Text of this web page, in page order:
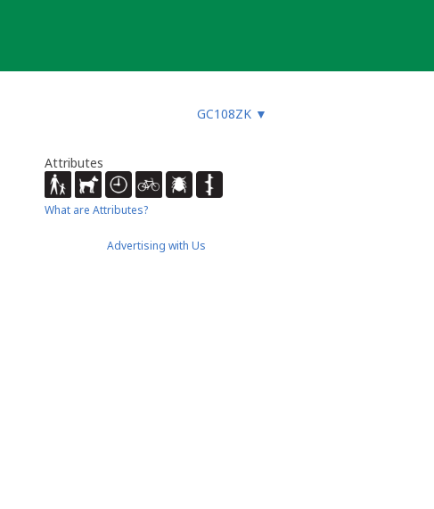
GC108ZK ▼
Attributes
What are Attributes?
Advertising with Us